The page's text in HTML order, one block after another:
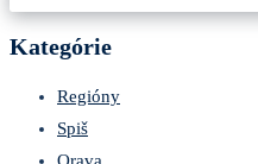
Kategórie
Regióny
Spiš